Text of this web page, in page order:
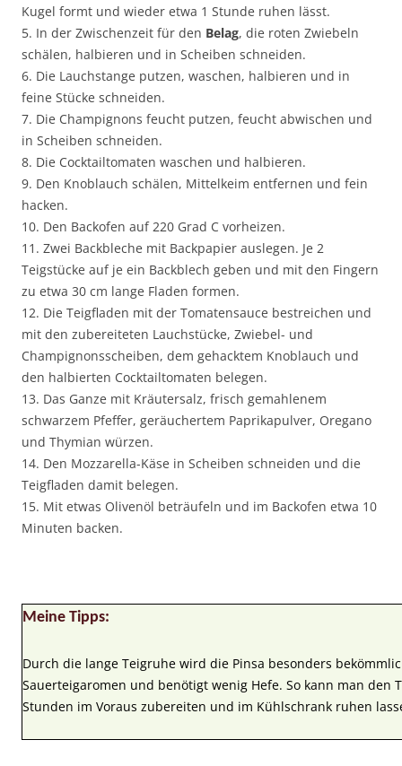
Kugel formt und wieder etwa 1 Stunde ruhen lässt.
5. In der Zwischenzeit für den Belag, die roten Zwiebeln
schälen, halbieren und in Scheiben schneiden.
6. Die Lauchstange putzen, waschen, halbieren und in
feine Stücke schneiden.
7. Die Champignons feucht putzen, feucht abwischen und
in Scheiben schneiden.
8. Die Cocktailtomaten waschen und halbieren.
9. Den Knoblauch schälen, Mittelkeim entfernen und fein
hacken.
10. Den Backofen auf 220 Grad C vorheizen.
11. Zwei Backbleche mit Backpapier auslegen. Je 2
Teigstücke auf je ein Backblech geben und mit den Fingern
zu etwa 30 cm lange Fladen formen.
12. Die Teigfladen mit der Tomatensauce bestreichen und
mit den zubereiteten Lauchstücke, Zwiebel- und
Champignonsscheiben, dem gehacktem Knoblauch und
den halbierten Cocktailtomaten belegen.
13. Das Ganze mit Kräutersalz, frisch gemahlenem
schwarzem Pfeffer, geräuchertem Paprikapulver, Oregano
und Thymian würzen.
14. Den Mozzarella-Käse in Scheiben schneiden und die
Teigfladen damit belegen.
15. Mit etwas Olivenöl beträufeln und im Backofen etwa 10
Minuten backen.
Meine Tipps:
Durch die lange Teigruhe wird die Pinsa besonders
Sauerteigaromen und benötigt wenig Hefe. So kann man den
Stunden im Voraus zubereiten und im Kühlschrank ruhen